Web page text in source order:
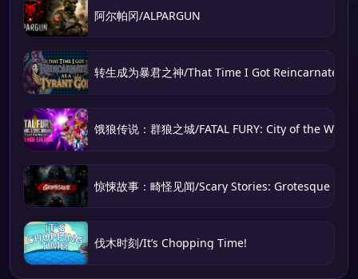
阿尔帕冈/ALPARGUN
转生成为暴君之神/That Time I Got Reincarnated
饿狼传说：群狼之城/FATAL FURY: City of the
惊悚故事：畸怪见闻/Scary Stories: Grotesque
伐木时刻/It’s Chopping Time!